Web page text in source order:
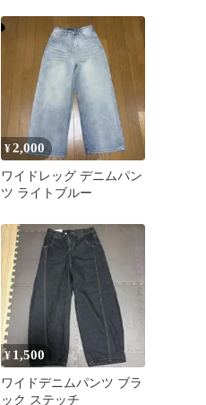
パン
¥2,000
ワイドレッグ デニムパン
ツ ライトブルー
¥ 1,500
ワイドデニムパンツ ブラ
ック ステッチ